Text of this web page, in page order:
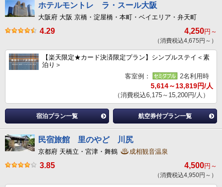
ホテルモントレ ラ・スール大阪
大阪府 大阪 京橋・淀屋橋・本町・ベイエリア・弁天町
4.29 4,250円～
（消費税込4,675円～）
【楽天限定★カード決済限定プラン】シンプルステイ＜素
泊り＞
客室例：
2名利用時
5,614～13,819円/人
（消費税込6,175～15,200円/人）
宿泊プラン一覧 航空券付プラン一覧
民宿旅館 里のやど 川尻
京都府 天橋立・宮津・舞鶴 成相観音温泉
3.85 4,500円～
（消費税込4,950円～）